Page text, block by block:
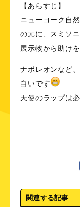
【あらすじ】
ニューヨーク自
の元に、スミソ
展示物から助け
ナポレオンなど
白いです
天使のラップは
関連する記事